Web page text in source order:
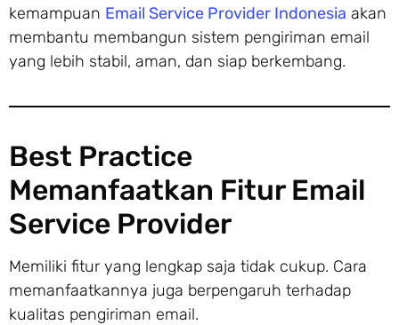
kemampuan Email Service Provider Indonesia akan
membantu membangun sistem pengiriman email
yang lebih stabil, aman, dan siap berkembang.
Best Practice
Memanfaatkan Fitur Email
Service Provider
Memiliki fitur yang lengkap saja tidak cukup. Cara
memanfaatkannya juga berpengaruh terhadap
kualitas pengiriman email.